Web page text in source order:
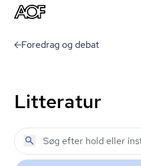
Foredrag og debat
Litteratur